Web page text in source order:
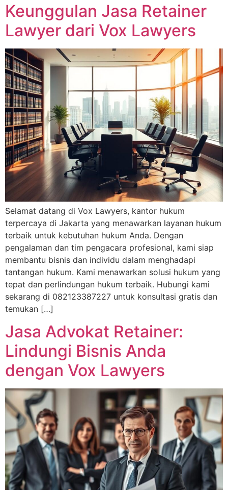
Keunggulan Jasa Retainer
Lawyer dari Vox Lawyers
Selamat datang di Vox Lawyers, kantor hukum
terpercaya di Jakarta yang menawarkan layanan hukum
terbaik untuk kebutuhan hukum Anda. Dengan
pengalaman dan tim pengacara profesional, kami siap
membantu bisnis dan individu dalam menghadapi
tantangan hukum. Kami menawarkan solusi hukum yang
tepat dan perlindungan hukum terbaik. Hubungi kami
sekarang di 082123387227 untuk konsultasi gratis dan
temukan […]
Jasa Advokat Retainer:
Lindungi Bisnis Anda
dengan Vox Lawyers